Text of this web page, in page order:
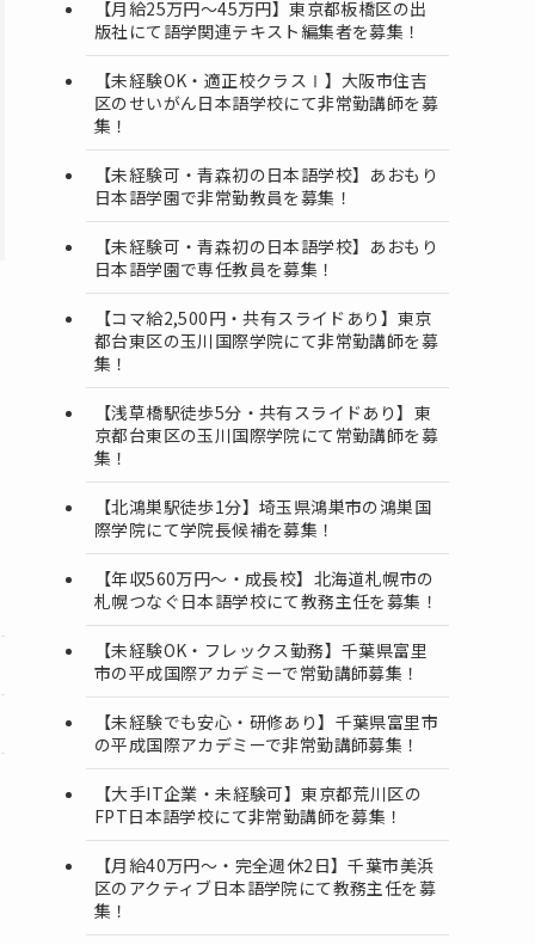
【月給25万円～45万円】東京都板橋区の出
版社にて語学関連テキスト編集者を募集！
【未経験OK・適正校クラスⅠ】大阪市住吉
区のせいがん日本語学校にて非常勤講師を募
集！
【未経験可・青森初の日本語学校】あおもり
日本語学園で非常勤教員を募集！
【未経験可・青森初の日本語学校】あおもり
日本語学園で専任教員を募集！
【コマ給2,500円・共有スライドあり】東京
都台東区の玉川国際学院にて非常勤講師を募
集！
【浅草橋駅徒歩5分・共有スライドあり】東
京都台東区の玉川国際学院にて常勤講師を募
集！
【北鴻巣駅徒歩1分】埼玉県鴻巣市の鴻巣国
際学院にて学院長候補を募集！
【年収560万円～・成長校】北海道札幌市の
札幌つなぐ日本語学校にて教務主任を募集！
【未経験OK・フレックス勤務】千葉県富里
市の平成国際アカデミーで常勤講師募集！
【未経験でも安心・研修あり】千葉県富里市
の平成国際アカデミーで非常勤講師募集！
【大手IT企業・未経験可】東京都荒川区の
FPT日本語学校にて非常勤講師を募集！
【月給40万円～・完全週休2日】千葉市美浜
区のアクティブ日本語学院にて教務主任を募
集！